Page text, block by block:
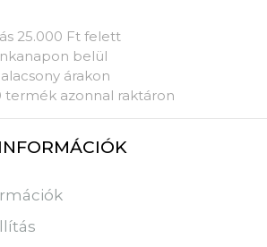
25.000 Ft felett
belül
árakon
termék azonnal raktáron